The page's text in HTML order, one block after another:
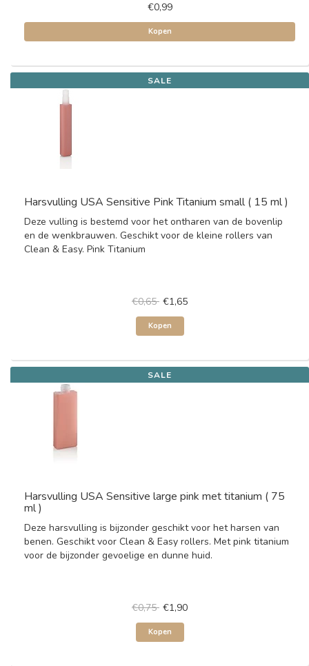
€0,99
Kopen
SALE
Harsvulling USA Sensitive Pink Titanium small ( 15 ml )
Deze vulling is bestemd voor het ontharen van de bovenlip
en de wenkbrauwen. Geschikt voor de kleine rollers van
Clean & Easy. Pink Titanium
€0,65 €1,65
Kopen
SALE
Harsvulling USA Sensitive large pink met titanium ( 75
ml )
Deze harsvulling is bijzonder geschikt voor het harsen van
benen. Geschikt voor Clean & Easy rollers. Met pink titanium
voor de bijzonder gevoelige en dunne huid.
€0,75 €1,90
Kopen